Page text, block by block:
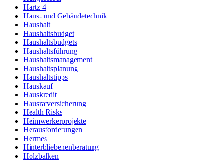
Hartz 4
Haus- und Gebäudetechnik
Haushalt
Haushaltsbudget
Haushaltsbudgets
Haushaltsführung
Haushaltsmanagement
Haushaltsplanung
Haushaltstipps
Hauskauf
Hauskredit
Hausratversicherung
Health Risks
Heimwerkerprojekte
Herausforderungen
Hermes
Hinterbliebenenberatung
Holzbalken